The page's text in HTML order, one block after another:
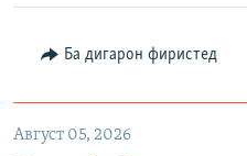
Ба дигарон фиристед
Август 05, 2026